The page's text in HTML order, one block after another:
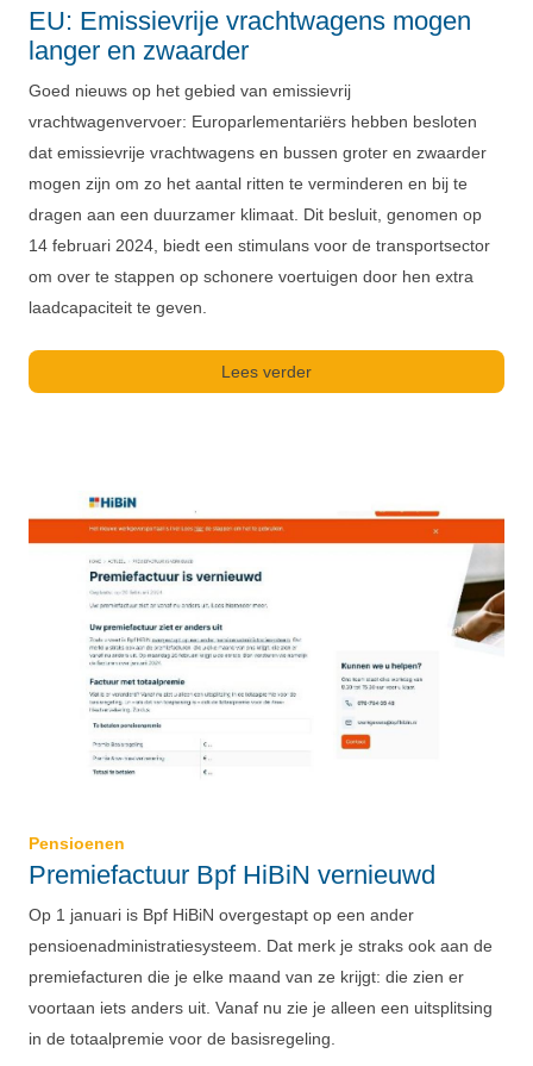
EU: Emissievrije vrachtwagens mogen
langer en zwaarder
Goed nieuws op het gebied van emissievrij
vrachtwagenvervoer: Europarlementariërs hebben besloten
dat emissievrije vrachtwagens en bussen groter en zwaarder
mogen zijn om zo het aantal ritten te verminderen en bij te
dragen aan een duurzamer klimaat. Dit besluit, genomen op
14 februari 2024, biedt een stimulans voor de transportsector
om over te stappen op schonere voertuigen door hen extra
laadcapaciteit te geven.
Lees verder
Pensioenen
Premiefactuur Bpf HiBiN vernieuwd
Op 1 januari is Bpf HiBiN overgestapt op een ander
pensioenadministratiesysteem. Dat merk je straks ook aan de
premiefacturen die je elke maand van ze krijgt: die zien er
voortaan iets anders uit. Vanaf nu zie je alleen een uitsplitsing
in de totaalpremie voor de basisregeling.